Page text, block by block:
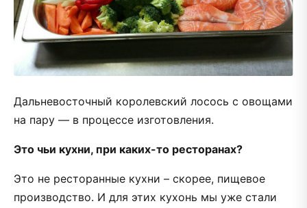
Дальневосточный королевский лосось с овощами
на пару — в процессе изготовления.
Это чьи кухни, при каких-то ресторанах?
Это не ресторанные кухни – скорее, пищевое
производство. И для этих кухонь мы уже стали